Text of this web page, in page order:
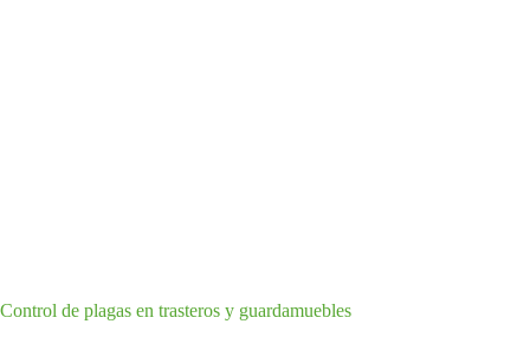
Control de plagas en trasteros y guardamuebles